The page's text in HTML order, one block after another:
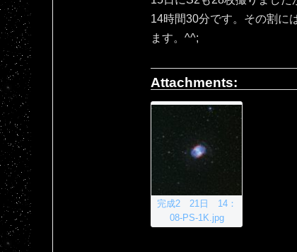
14時間30分です。その割に
ます。^^;
Attachments:
完成2 21日 14：
08-PS-1K.jpg